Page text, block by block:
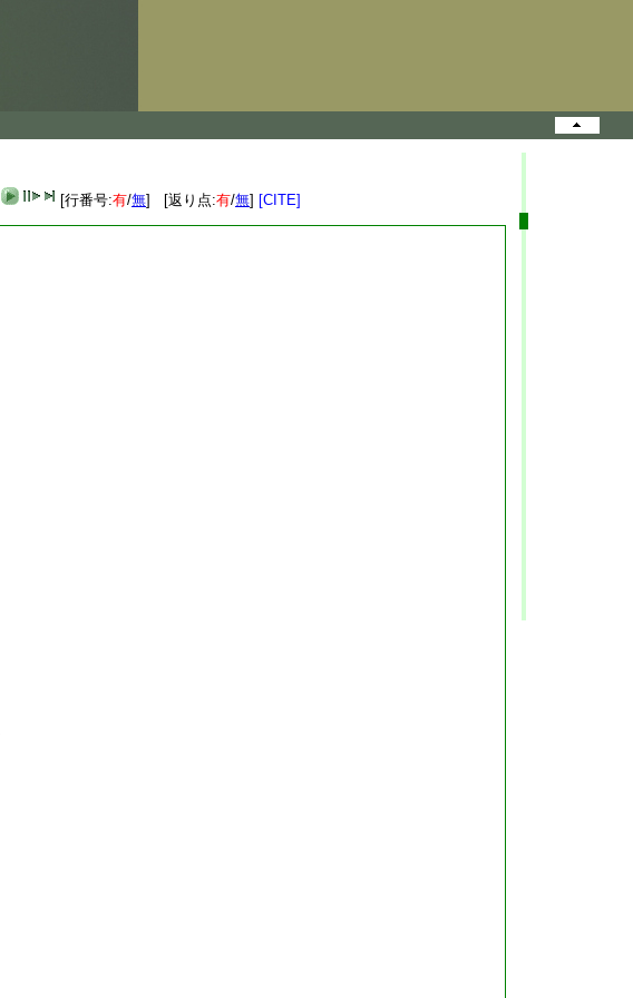
[行番号:有/無] [返り点:有/無] [CITE]